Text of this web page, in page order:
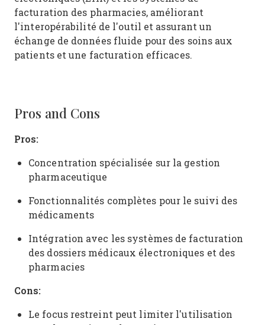
facturation des pharmacies, améliorant
l'interopérabilité de l'outil et assurant un
échange de données fluide pour des soins aux
patients et une facturation efficaces.
Pros and Cons
Pros:
Concentration spécialisée sur la gestion
pharmaceutique
Fonctionnalités complètes pour le suivi des
médicaments
Intégration avec les systèmes de facturation
des dossiers médicaux électroniques et des
pharmacies
Cons:
Le focus restreint peut limiter l'utilisation